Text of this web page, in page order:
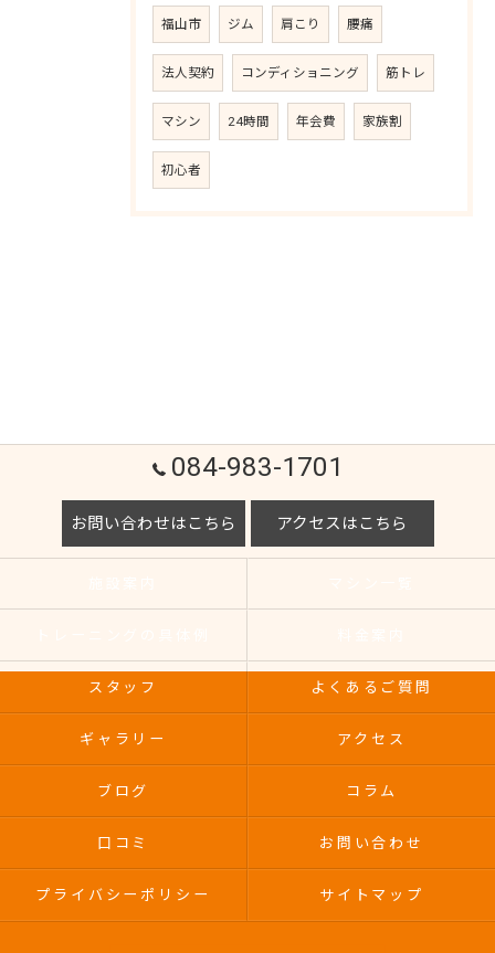
福山市 ジム 肩こり 腰痛
法人契約 コンディショニング 筋トレ
マシン 24時間 年会費 家族割
初心者
084-983-1701
お問い合わせはこちら アクセスはこちら
スタッフ よくあるご質問
ギャラリー アクセス
ブログ コラム
口コミ お問い合わせ
プライバシーポリシー サイトマップ